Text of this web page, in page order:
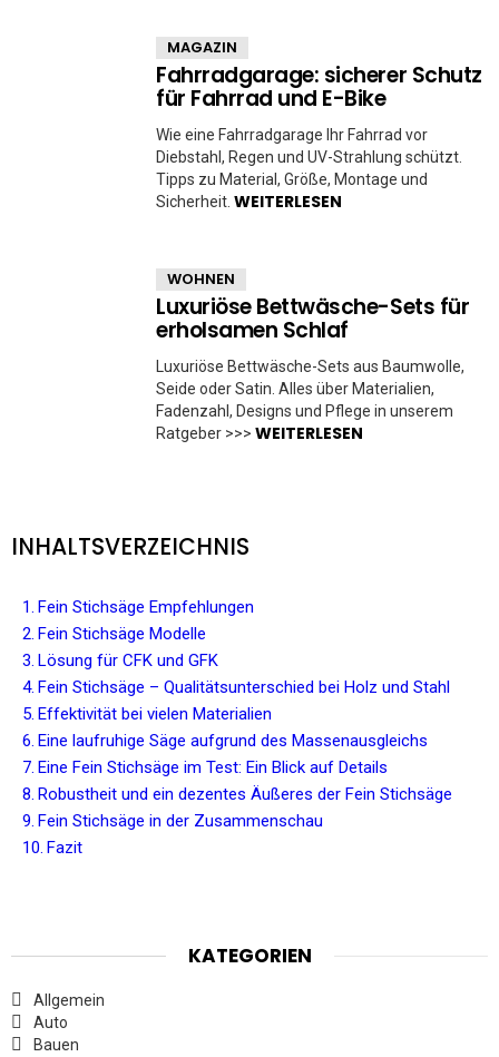
MAGAZIN
Fahrradgarage: sicherer Schutz
für Fahrrad und E-Bike
Wie eine Fahrradgarage Ihr Fahrrad vor
Diebstahl, Regen und UV-Strahlung schützt.
Tipps zu Material, Größe, Montage und
Sicherheit. WEITERLESEN
WOHNEN
Luxuriöse Bettwäsche-Sets für
erholsamen Schlaf
Luxuriöse Bettwäsche-Sets aus Baumwolle,
Seide oder Satin. Alles über Materialien,
Fadenzahl, Designs und Pflege in unserem
Ratgeber >>> WEITERLESEN
INHALTSVERZEICHNIS
Fein Stichsäge Empfehlungen
Fein Stichsäge Modelle
Lösung für CFK und GFK
Fein Stichsäge – Qualitätsunterschied bei Holz und Stahl
Effektivität bei vielen Materialien
Eine laufruhige Säge aufgrund des Massenausgleichs
Eine Fein Stichsäge im Test: Ein Blick auf Details
Robustheit und ein dezentes Äußeres der Fein Stichsäge
Fein Stichsäge in der Zusammenschau
Fazit
KATEGORIEN
Allgemein
Auto
Bauen